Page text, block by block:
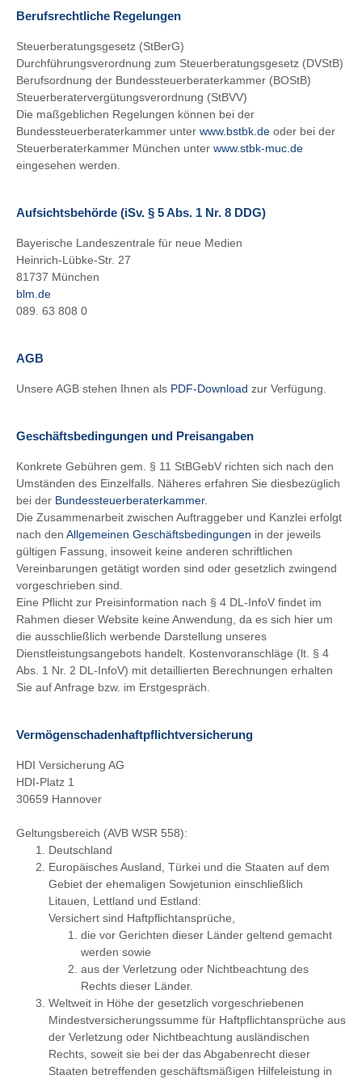
Berufsrechtliche Regelungen
Steuerberatungsgesetz (StBerG)
Durchführungsverordnung zum Steuerberatungsgesetz (DVStB)
Berufsordnung der Bundessteuerberaterkammer (BOStB)
Steuerberatervergütungsverordnung (StBVV)
Die maßgeblichen Regelungen können bei der
Bundessteuerberaterkammer unter www.bstbk.de oder bei der
Steuerberaterkammer München unter www.stbk-muc.de
eingesehen werden.
Aufsichtsbehörde (iSv. § 5 Abs. 1 Nr. 8 DDG)
Bayerische Landeszentrale für neue Medien
Heinrich-Lübke-Str. 27
81737 München
blm.de
089. 63 808 0
AGB
Unsere AGB stehen Ihnen als PDF-Download zur Verfügung.
Geschäftsbedingungen und Preisangaben
Konkrete Gebühren gem. § 11 StBGebV richten sich nach den
Umständen des Einzelfalls. Näheres erfahren Sie diesbezüglich
bei der Bundessteuerberaterkammer.
Die Zusammenarbeit zwischen Auftraggeber und Kanzlei erfolgt
nach den Allgemeinen Geschäftsbedingungen in der jeweils
gültigen Fassung, insoweit keine anderen schriftlichen
Vereinbarungen getätigt worden sind oder gesetzlich zwingend
vorgeschrieben sind.
Eine Pflicht zur Preisinformation nach § 4 DL-InfoV findet im
Rahmen dieser Website keine Anwendung, da es sich hier um
die ausschließlich werbende Darstellung unseres
Dienstleistungsangebots handelt. Kostenvoranschläge (lt. § 4
Abs. 1 Nr. 2 DL-InfoV) mit detaillierten Berechnungen erhalten
Sie auf Anfrage bzw. im Erstgespräch.
Vermögenschadenhaftpflichtversicherung
HDI Versicherung AG
HDI-Platz 1
30659 Hannover
Geltungsbereich (AVB WSR 558):
Deutschland
Europäisches Ausland, Türkei und die Staaten auf dem
Gebiet der ehemaligen Sowjetunion einschließlich
Litauen, Lettland und Estland:
Versichert sind Haftpflichtansprüche,
die vor Gerichten dieser Länder geltend gemacht
werden sowie
aus der Verletzung oder Nichtbeachtung des
Rechts dieser Länder.
Weltweit in Höhe der gesetzlich vorgeschriebenen
Mindestversicherungssumme für Haftpflichtansprüche aus
der Verletzung oder Nichtbeachtung ausländischen
Rechts, soweit sie bei der das Abgabenrecht dieser
Staaten betreffenden geschäftsmäßigen Hilfeleistung in